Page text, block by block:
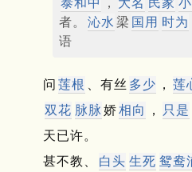
泰和中 ， 大名 民家
者。
沁水 梁 国用 时为
语
问 莲根 、有丝 多少 ， 莲
双花 脉脉 娇相向 ， 只是
天已许。
甚不教、
白头 生死 鸳鸯